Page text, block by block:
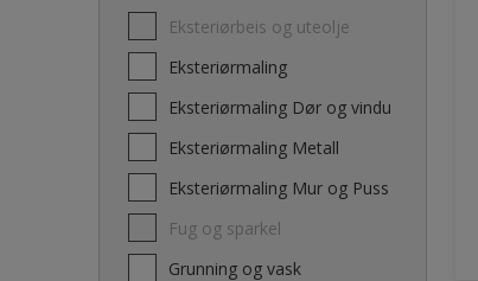
Eksteriørbeis og uteolje
Eksteriørmaling
Eksteriørmaling Dør og vindu
Eksteriørmaling Metall
Eksteriørmaling Mur og Puss
Fug og sparkel
Grunning og vask